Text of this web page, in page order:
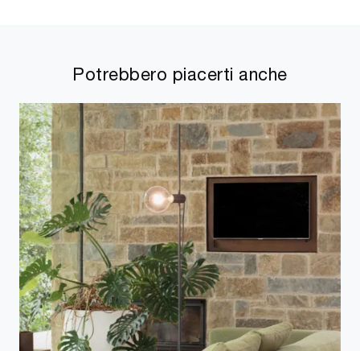
Potrebbero piacerti anche